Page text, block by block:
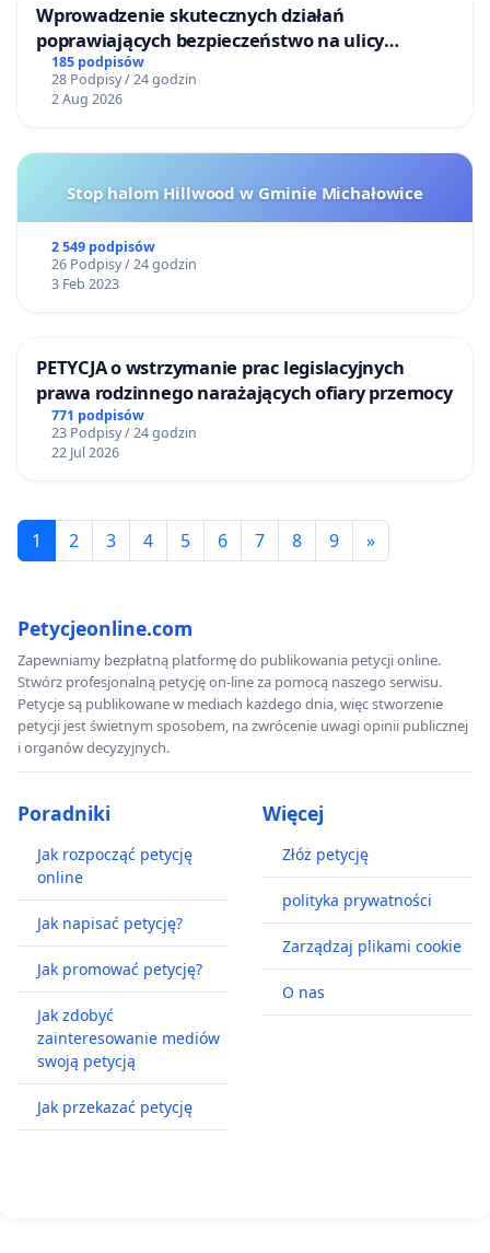
Wprowadzenie skutecznych działań
poprawiających bezpieczeństwo na ulicy
Żeromskiego w Otwocku
185 podpisów
28 Podpisy / 24 godzin
2 Aug 2026
Stop halom Hillwood w Gminie Michałowice
2 549 podpisów
26 Podpisy / 24 godzin
3 Feb 2023
PETYCJA o wstrzymanie prac legislacyjnych
prawa rodzinnego narażających ofiary przemocy
771 podpisów
23 Podpisy / 24 godzin
22 Jul 2026
1 2 3 4 5 6 7 8 9 »
Petycjeonline.com
Zapewniamy bezpłatną platformę do publikowania petycji online.
Stwórz profesjonalną petycję on-line za pomocą naszego serwisu.
Petycje są publikowane w mediach każdego dnia, więc stworzenie
petycji jest świetnym sposobem, na zwrócenie uwagi opinii publicznej
i organów decyzyjnych.
Poradniki
Jak rozpocząć petycję
online
Jak napisać petycję?
Jak promować petycję?
Jak zdobyć
zainteresowanie mediów
swoją petycją
Jak przekazać petycję
Więcej
Złóż petycję
polityka prywatności
Zarządzaj plikami cookie
O nas